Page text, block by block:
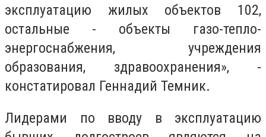
эксплуатацию жилых объектов 102,
остальные - объекты газо-тепло-
энергоснабжения, учреждения
образования, здравоохранения», -
констатировал Геннадий Темник.
Лидерами по вводу в эксплуатацию